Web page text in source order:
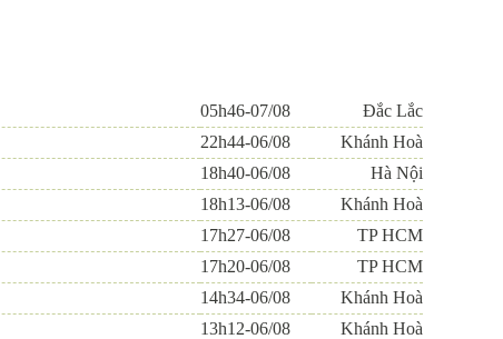
05h46-07/08
Đắc Lắc
22h44-06/08
Khánh Hoà
18h40-06/08
Hà Nội
18h13-06/08
Khánh Hoà
17h27-06/08
TP HCM
17h20-06/08
TP HCM
14h34-06/08
Khánh Hoà
13h12-06/08
Khánh Hoà